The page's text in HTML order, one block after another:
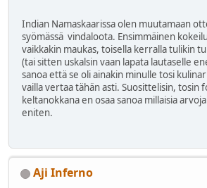
Indian Namaskaarissa olen muutamaan
syömässä vindaloota. Ensimmäinen
vaikkakin maukas, toisella kerralla tulikin
(tai sitten uskalsin vaan lapata lautaselle
sanoa että se oli ainakin minulle tosi
vailla vertaa tähän asti. Suosittelisin, tosin
keltanokkana en osaa sanoa millaisia
eniten.
Aji Inferno